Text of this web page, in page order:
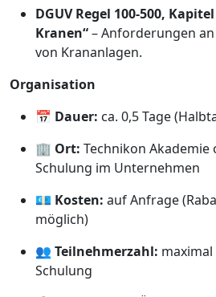
DGUV Regel 100-500,
Kranen“– Anforderungen
von Krananlagen.
Organisation
📅 Dauer: ca. 0,5 Tage
🏢 Ort: Technikon Akademie
Schulung im Unternehmen
💶 Kosten: auf Anfrage
möglich)
👥 Teilnehmerzahl:
Schulung